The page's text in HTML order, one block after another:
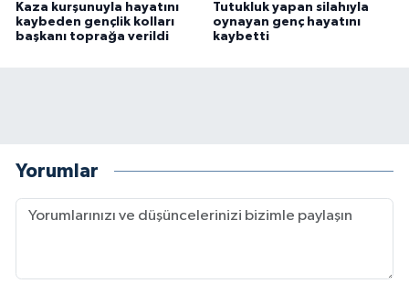
Kaza kurşunuyla hayatını
kaybeden gençlik kolları
başkanı toprağa verildi
Tutukluk yapan silahıyla
oynayan genç hayatını
kaybetti
Yorumlar